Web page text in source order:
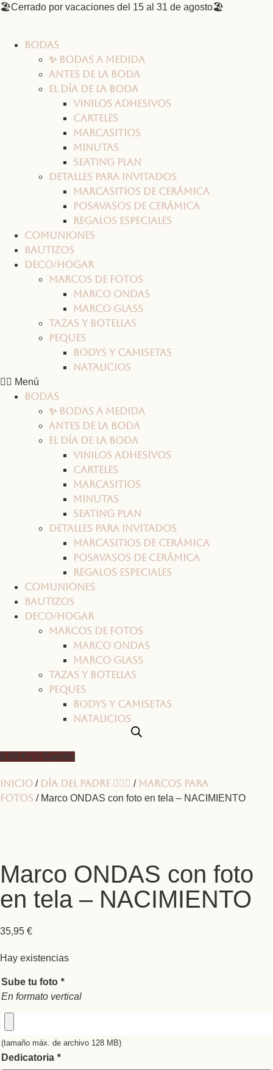
Ir
🏖️Cerrado por vacaciones del 15 al 31 de agosto🏖️
Bodas
✨ Bodas a medida
Antes de la boda
El día de la boda
Vinilos adhesivos
Carteles
Marcasitios
Minutas
Seating plan
Detalles para invitados
Marcasitios de cerámica
Posavasos de cerámica
Regalos especiales
Comuniones
Bautizos
Deco/Hogar
Marcos de fotos
Marco ONDAS
Marco GLASS
Tazas y botellas
Peques
Bodys y camisetas
Natalicios
Menú
Bodas
✨ Bodas a medida
Antes de la boda
El día de la boda
Vinilos adhesivos
Carteles
Marcasitios
Minutas
Seating plan
Detalles para invitados
Marcasitios de cerámica
Posavasos de cerámica
Regalos especiales
Comuniones
Bautizos
Deco/Hogar
Marcos de fotos
Marco ONDAS
Marco GLASS
Tazas y botellas
Peques
Bodys y camisetas
Natalicios
0,00 € 0 Carrito
Inicio / Día del padre 🦸🏻‍♂️ / Marcos para
fotos / Marco ONDAS con foto en tela – NACIMIENTO
Marco ONDAS con foto
en tela – NACIMIENTO
35,95 €
Hay existencias
Sube tu foto *
En formato vertical
(tamaño máx. de archivo 128 MB)
Dedicatoria *